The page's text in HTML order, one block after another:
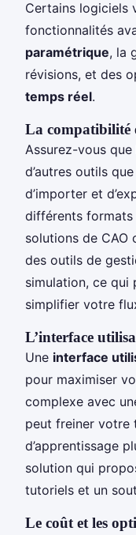
Certains logiciels
fonctionnalités
paramétrique, la
révisions, et des
temps réel.
La compatibilité
Assurez-vous
d’autres outils
d’importer et
différents formats
solutions de CAO
des outils de
simulation, ce qui
simplifier votre
L’interface
Une interface
pour maximiser
complexe avec
peut freiner votre
d’apprentissage
solution qui
tutoriels et un
Le coût et les